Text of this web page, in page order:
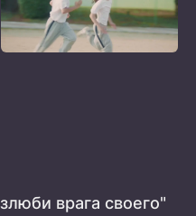
врага своего"